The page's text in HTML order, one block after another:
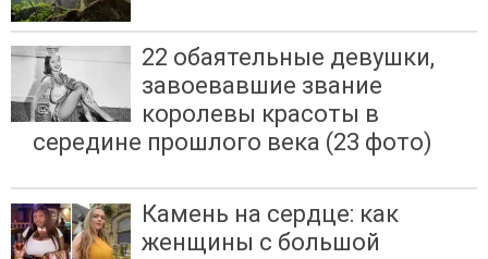
22 обаятельные девушки,
завоевавшие звание
королевы красоты в
середине прошлого века (23 фото)
Камень на сердце: как
женщины с большой